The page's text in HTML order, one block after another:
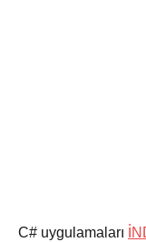
C# uygulamaları